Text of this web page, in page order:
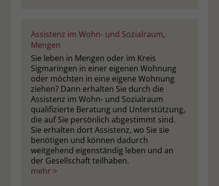
Assistenz im Wohn- und Sozialraum,
Mengen
Sie leben in Mengen oder im Kreis
Sigmaringen in einer eigenen Wohnung
oder möchten in eine eigene Wohnung
ziehen? Dann erhalten Sie durch die
Assistenz im Wohn- und Sozialraum
qualifizierte Beratung und Unterstützung,
die auf Sie persönlich abgestimmt sind.
Sie erhalten dort Assistenz, wo Sie sie
benötigen und können dadurch
weitgehend eigenständig leben und an
der Gesellschaft teilhaben.
mehr >